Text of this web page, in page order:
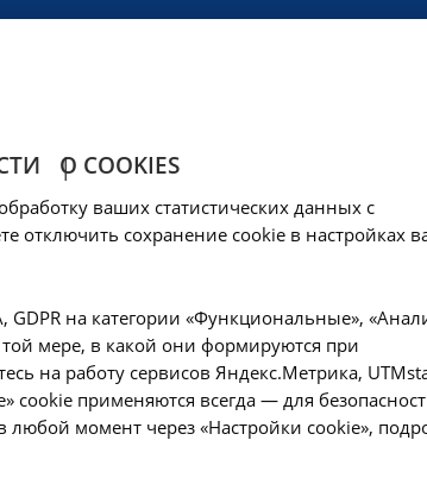
белка в
количества белка в суточной моче -
заявку на сайте, мы свяжемся с
О COOKIES
ваших статистических данных с
отключить сохранение cookie в настройках
GDPR на категории «Функциональные»,
мере, в какой они формируются при
на работу сервисов Яндекс.Метрика,
cookie применяются всегда — для
момент через «Настройки cookie»,